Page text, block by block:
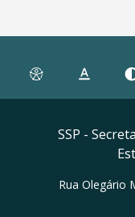
SSP -
Rua Olegário